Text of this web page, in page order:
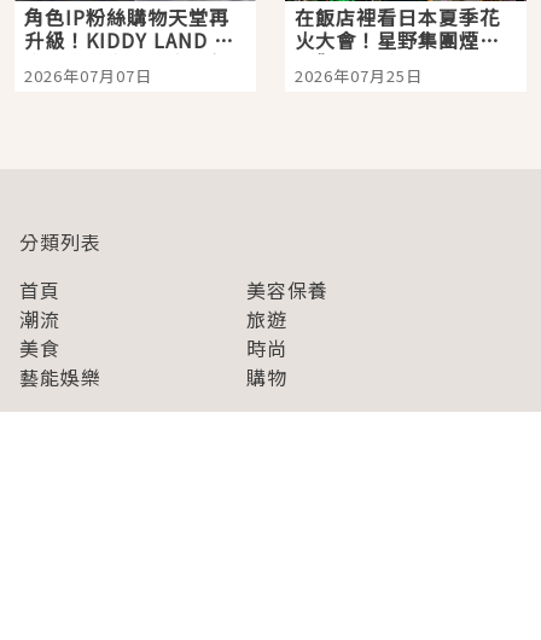
角色IP粉絲購物天堂再
升級！KIDDY LAND 原
宿店吉伊卡哇迎客，新
開幕 OMOKADO 店3分
2026年07月07日
在飯店裡看日本夏季花
火大會！星野集團煙火
景觀飯店6選，讓你不用
人擠人悠閒欣賞
2026年07月25日
分類列表
首頁
美容保養
潮流
旅遊
美食
時尚
藝能娛樂
購物